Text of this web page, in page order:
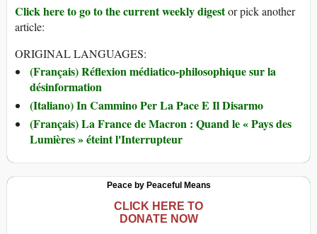
Click here to go to the current weekly digestor pick another
article:
ORIGINAL LANGUAGES:
(Français) Réflexion médiatico-philosophique sur la
désinformation
(Italiano) In Cammino Per La Pace E Il Disarmo
(Français) La France de Macron : Quand le « Pays des
Lumières » éteint l'Interrupteur
Peace by Peaceful Means
CLICK HERE TO
DONATE NOW